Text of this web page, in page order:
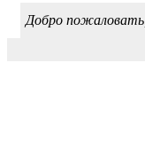
Добро пожаловать,